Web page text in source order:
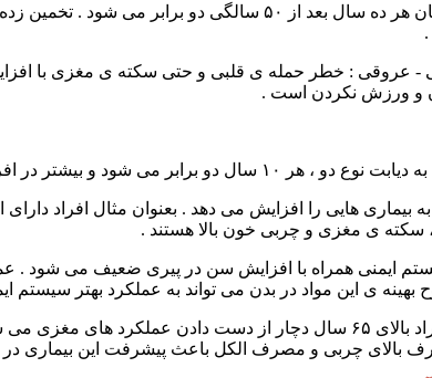
عروقی : خطر حمله ی قلبی و حتی سکته ی مغزی با
و ورزش نکردن است .
سکته ی مغزی و چربی خون بالا هستند .
ی این مواد در بدن می تواند به عملکرد بهتر سیستم
ز )‌زوال عقل : حدود ۵۰ ٪ افراد بالای ۶۵ سال دچار از دست
بالای چربی و مصرف الکل باعث پیشرفت این بیماری